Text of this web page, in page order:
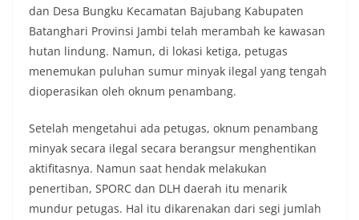
dan Desa Bungku Kecamatan Bajubang Kabupaten
Batanghari Provinsi Jambi telah merambah ke kawasan
hutan lindung. Namun, di lokasi ketiga, petugas
menemukan puluhan sumur minyak ilegal yang tengah
dioperasikan oleh oknum penambang.
Setelah mengetahui ada petugas, oknum penambang
minyak secara ilegal secara berangsur menghentikan
aktifitasnya. Namun saat hendak melakukan
penertiban, SPORC dan DLH daerah itu menarik
mundur petugas. Hal itu dikarenakan dari segi jumlah